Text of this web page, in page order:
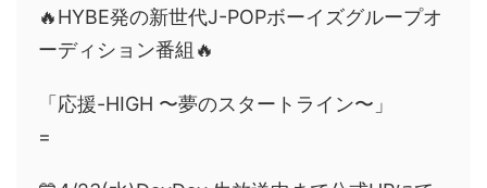
🔥HYBE発の新世代J-POPボーイズグループオ
ーディション番組🔥
「応援-HIGH 〜夢のスタートライン〜」
=